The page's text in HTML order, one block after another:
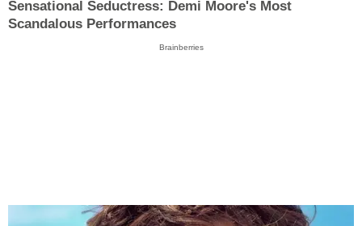
Sensational Seductress: Demi Moore's Most
Scandalous Performances
Brainberries